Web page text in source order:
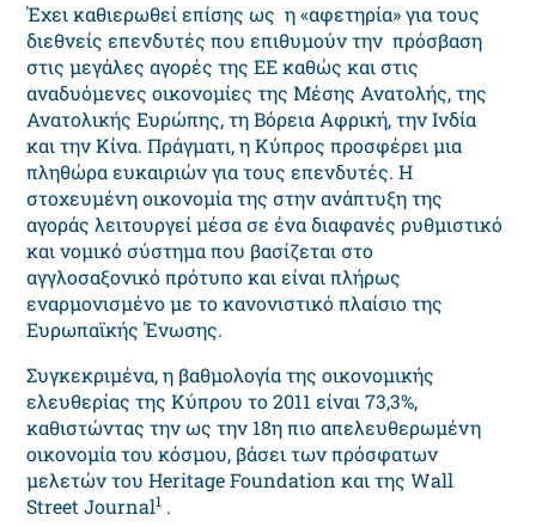
Έχει καθιερωθεί επίσης ως η «αφετηρία» για τους
διεθνείς επενδυτές που επιθυμούν την πρόσβαση
στις μεγάλες αγορές της ΕΕ καθώς και στις
αναδυόμενες οικονομίες της Μέσης Ανατολής, της
Ανατολικής Ευρώπης, τη Βόρεια Αφρική, την Ινδία
και την Κίνα. Πράγματι, η Κύπρος προσφέρει μια
πληθώρα ευκαιριών για τους επενδυτές. Η
στοχευμένη οικονομία της στην ανάπτυξη της
αγοράς λειτουργεί μέσα σε ένα διαφανές ρυθμιστικό
και νομικό σύστημα που βασίζεται στο
αγγλοσαξονικό πρότυπο και είναι πλήρως
εναρμονισμένο με το κανονιστικό πλαίσιο της
Ευρωπαϊκής Ένωσης.
Συγκεκριμένα, η βαθμολογία της οικονομικής
ελευθερίας της Κύπρου το 2011 είναι 73,3%,
καθιστώντας την ως την 18η πιο απελευθερωμένη
οικονομία του κόσμου, βάσει των πρόσφατων
μελετών του Heritage Foundation και της Wall
Street Journal1.